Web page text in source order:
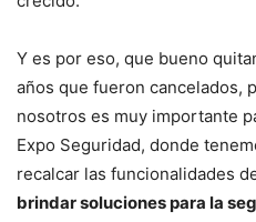
Y es por eso, que bueno
años que fueron cancelados,
nosotros es muy importante
Expo Seguridad, donde
recalcar las funcionalidades
brindar soluciones para la